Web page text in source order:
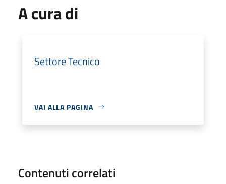
A cura di
Settore Tecnico
VAI ALLA PAGINA
Contenuti correlati